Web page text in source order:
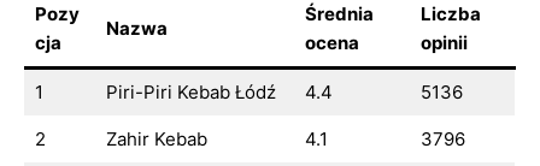
Pozy
cja
Nazwa
Średnia
ocena
Liczba
opinii
1 Piri-Piri Kebab Łódź 4.4 5136
2 Zahir Kebab 4.1 3796